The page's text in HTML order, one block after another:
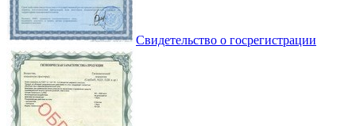
Свидетельство о госрегистрации